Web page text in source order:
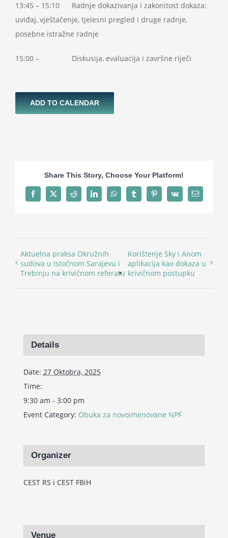
13:45 – 15:10 Radnje dokazivanja i zakonitost dokaza:
uviđaj, vještačenje, tjelesni pregled i druge radnje,
posebne istražne radnje
15:00 – Diskusija, evaluacija i završne riječi
ADD TO CALENDAR
Share This Story, Choose Your Platform!
Facebook
X Reddit LinkedInWhatsAppTumblrPinterest
Vk Email
Aktuelna praksa Okružnih
sudova u Istočnom Sarajevu i
Trebinju na krivičnom referatu
Korištenje Sky i Anom
aplikacija kao dokaza u
krivičnom postupku
Details
Date: 27 Oktobra, 2025
Time:
9:30 am - 3:00 pm
Event Category: Obuka za novoimenovane NPF
Organizer
CEST RS i CEST FBiH
Venue